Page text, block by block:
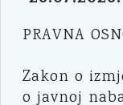
PRAVNA
Zakon o
o javnoj